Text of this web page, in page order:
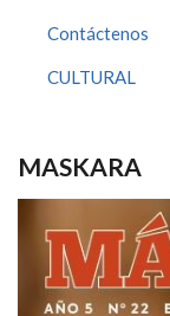
Contáctenos
CULTURAL
MASKARA